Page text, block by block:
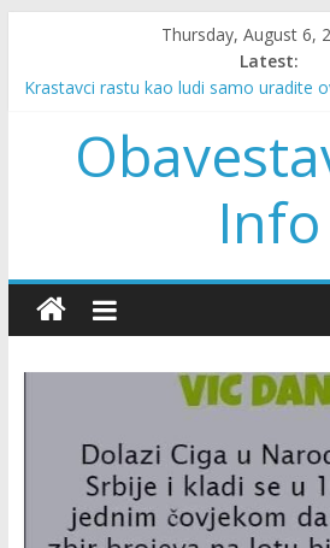
content
Thursday, August 6,
Latest:
Drama iznad Kurska: Napadnut
Krastavci rastu kao ludi samo uradite
“Moj sin je stradao u nesreći sa 16
Većina ljudi ne zna da svaka mašina
“Momku sam iz šale slagala da sam
Info